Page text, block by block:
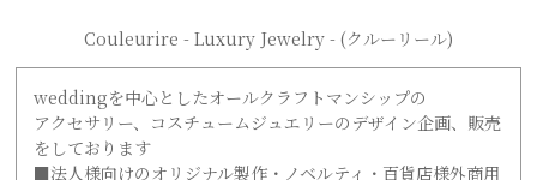
Couleurire - Luxury Jewelry - (クルーリール)
weddingを中心としたオールクラフトマンシップの
アクセサリー、コスチュームジュエリーのデザイン企画、販売
をしております
■法人様向けのオリジナル製作・ノベルティ・百貨店様外商用